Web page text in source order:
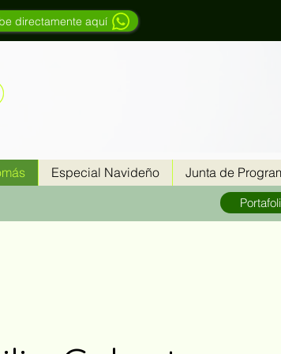
directamente aquí
Especial Navideño Junta de